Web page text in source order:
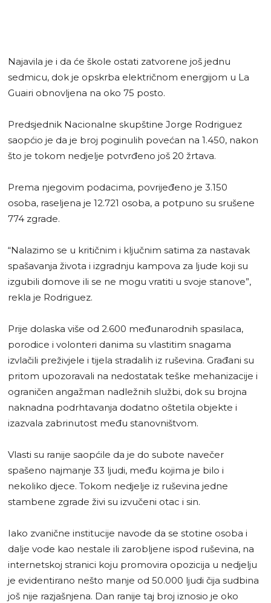
Najavila je i da će škole ostati zatvorene još jednu
sedmicu, dok je opskrba električnom energijom u La
Guairi obnovljena na oko 75 posto.
Predsjednik Nacionalne skupštine Jorge Rodriguez
saopćio je da je broj poginulih povećan na 1.450, nakon
što je tokom nedjelje potvrđeno još 20 žrtava.
Prema njegovim podacima, povrijeđeno je 3.150
osoba, raseljena je 12.721 osoba, a potpuno su srušene
774 zgrade.
“Nalazimo se u kritičnim i ključnim satima za nastavak
spašavanja života i izgradnju kampova za ljude koji su
izgubili domove ili se ne mogu vratiti u svoje stanove”,
rekla je Rodriguez.
Prije dolaska više od 2.600 međunarodnih spasilaca,
porodice i volonteri danima su vlastitim snagama
izvlačili preživjele i tijela stradalih iz ruševina. Građani su
pritom upozoravali na nedostatak teške mehanizacije i
ograničen angažman nadležnih službi, dok su brojna
naknadna podrhtavanja dodatno oštetila objekte i
izazvala zabrinutost među stanovništvom.
Vlasti su ranije saopćile da je do subote navečer
spašeno najmanje 33 ljudi, među kojima je bilo i
nekoliko djece. Tokom nedjelje iz ruševina jedne
stambene zgrade živi su izvučeni otac i sin.
Iako zvanične institucije navode da se stotine osoba i
dalje vode kao nestale ili zarobljene ispod ruševina, na
internetskoj stranici koju promovira opozicija u nedjelju
je evidentirano nešto manje od 50.000 ljudi čija sudbina
još nije razjašnjena. Dan ranije taj broj iznosio je oko